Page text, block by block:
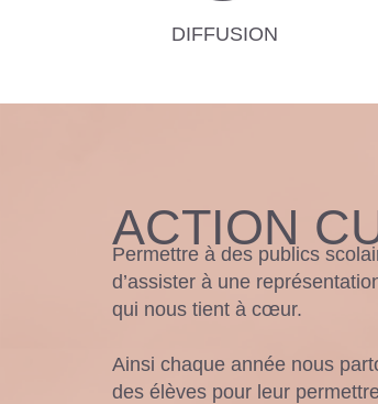
DIFFUSION
ACTION
Permettre à des publics
d’assister à une
qui nous tient à cœur.
Ainsi chaque année nous
des élèves pour leur